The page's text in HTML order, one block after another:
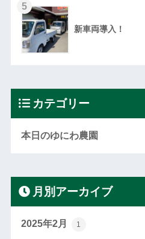
5
新車両導入！
カテゴリー
本日のゆにわ農園
月別アーカイブ
2025年2月 1